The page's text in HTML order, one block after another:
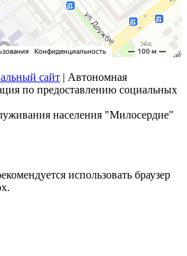
сайт | Автономная
по предоставлению социальных
населения "Милосердие"
использовать браузер